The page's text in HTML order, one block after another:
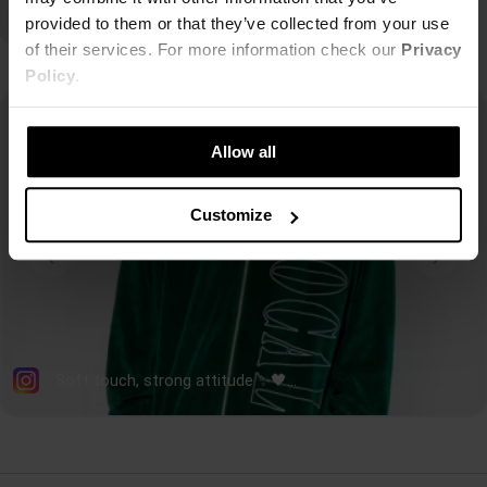
provided to them or that they’ve collected from your use
of their services. For more information check our Privacy
Policy.
Allow all
Customize
Store znajdziesz szeroki wybór produktów, które pozwolą Ci stworzyć zjawiskowe
outfit'y.